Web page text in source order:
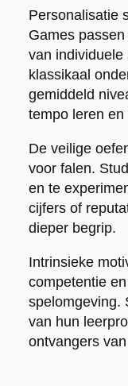
Personalisatie
Games
van individuele
klassikaal
gemiddeld
tempo leren
De veilige
voor falen.
en te
cijfers of
dieper begrip.
Intrinsieke
competentie
spelomgeving.
van hun
ontvangers